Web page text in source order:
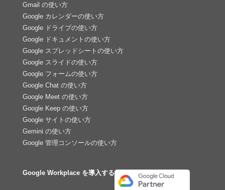
Gmail の使い方
Google カレンダーの使い方
Google ドライブの使い方
Google ドキュメントの使い方
Google スプレッドシートの使い方
Google スライドの使い方
Google フォームの使い方
Google Chat の使い方
Google Meet の使い方
Google Keep の使い方
Google サイトの使い方
Gemini の使い方
Google 管理コンソールの使い方
Google Workplace を導入する